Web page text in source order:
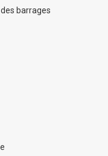
barrages